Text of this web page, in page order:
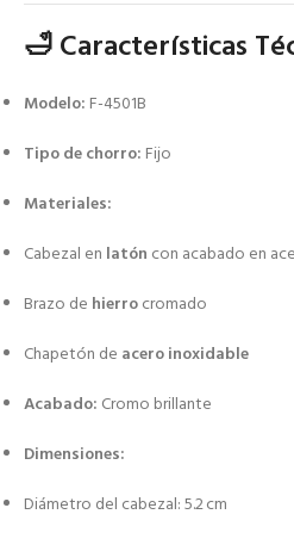
🛁 Características
Modelo: F-4501B
Tipo de chorro: Fijo
Materiales:
Cabezal en latón con acabado en
Brazo de hierrocromado
Chapetón de acero inoxidable
Acabado: Cromo brillante
Dimensiones:
Diámetro del cabezal: 5.2 cm